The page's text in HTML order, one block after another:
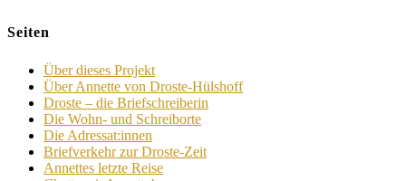
Seiten
Über dieses Projekt
Über Annette von Droste-Hülshoff
Droste – die Briefschreiberin
Die Wohn- und Schreiborte
Die Adressat:innen
Briefverkehr zur Droste-Zeit
Annettes letzte Reise